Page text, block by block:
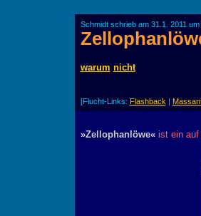
Schmidt schrieb am 31.1. 2011
warum nicht
[Flucht-Links: Flashback |
»Zellophanlöwe«ist ein auf